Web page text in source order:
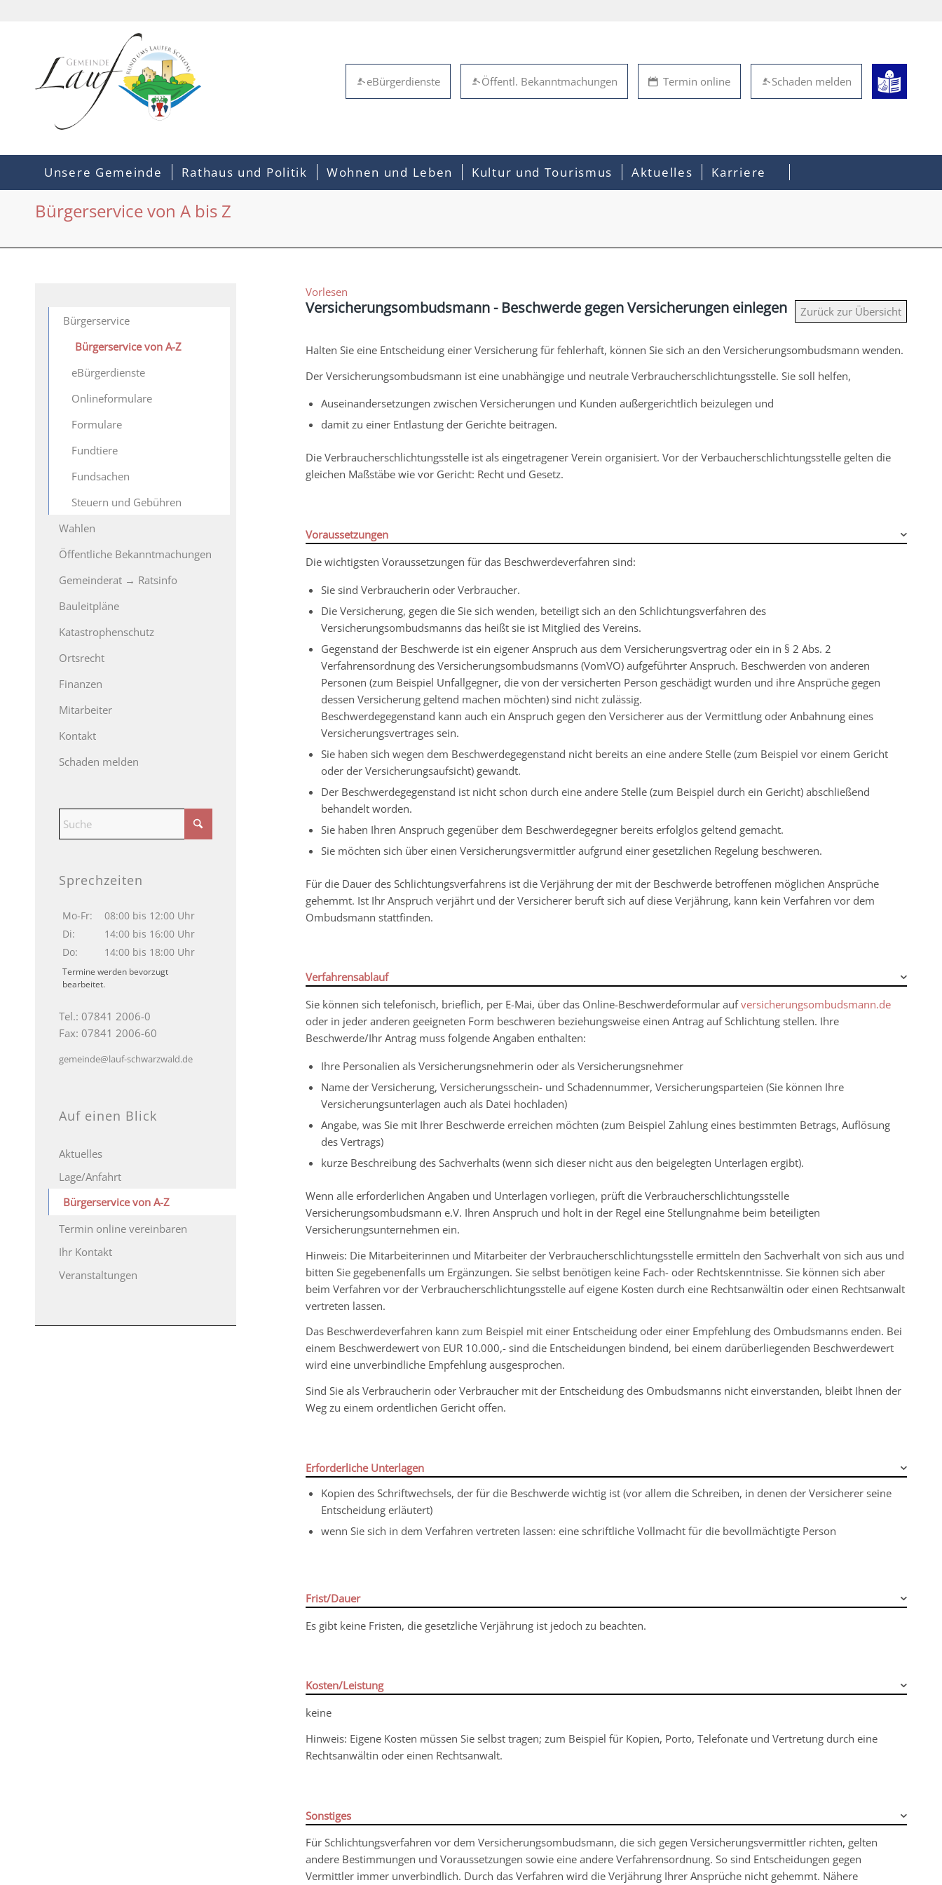
Schaden melden
Termin online
Öffentl. Bekanntmachungen
eBürgerdienste
Unsere Gemeinde Rathaus und Politik Wohnen und Leben Kultur und Tourismus Aktuelles Karriere
Bürgerservice von A bis Z
Vorlesen
Versicherungsombudsmann - Beschwerde gegen Versicherungen einlegen Zurück zur Übersicht
Halten Sie eine Entscheidung einer Versicherung für fehlerhaft, können Sie sich an den Versicherungsombudsmann wenden.
Der Versicherungsombudsmann ist eine unabhängige und neutrale Verbraucherschlichtungsstelle. Sie soll helfen,
Auseinandersetzungen zwischen Versicherungen und Kunden außergerichtlich beizulegen und
damit zu einer Entlastung der Gerichte beitragen.
Die Verbraucherschlichtungsstelle ist als eingetragener Verein organisiert. Vor der Verbaucherschlichtungsstelle gelten die
gleichen Maßstäbe wie vor Gericht: Recht und Gesetz.
Voraussetzungen
Die wichtigsten Voraussetzungen für das Beschwerdeverfahren sind:
Sie sind Verbraucherin oder Verbraucher.
Die Versicherung, gegen die Sie sich wenden, beteiligt sich an den Schlichtungsverfahren des
Versicherungsombudsmanns das heißt sie ist Mitglied des Vereins.
Gegenstand der Beschwerde ist ein eigener Anspruch aus dem Versicherungsvertrag oder ein in § 2 Abs. 2
Verfahrensordnung des Versicherungsombudsmanns (VomVO) aufgeführter Anspruch. Beschwerden von anderen
Personen (zum Beispiel Unfallgegner, die von der versicherten Person geschädigt wurden und ihre Ansprüche gegen
dessen Versicherung geltend machen möchten) sind nicht zulässig.
Beschwerdegegenstand kann auch ein Anspruch gegen den Versicherer aus der Vermittlung oder Anbahnung eines
Versicherungsvertrages sein.
Sie haben sich wegen dem Beschwerdegegenstand nicht bereits an eine andere Stelle (zum Beispiel vor einem Gericht
oder der Versicherungsaufsicht)gewandt.
Der Beschwerdegegenstand ist nicht schon durch eine andere Stelle(zum Beispiel durch ein Gericht)abschließend
behandelt worden.
Sie haben Ihren Anspruch gegenüber dem Beschwerdegegner bereits erfolglos geltend gemacht.
Sie möchten sich über einen Versicherungsvermittler aufgrund einer gesetzlichen Regelung beschweren.
Für die Dauer des Schlichtungsverfahrens ist die Verjährung der mit der Beschwerde betroffenen möglichen Ansprüche
gehemmt. Ist Ihr Anspruch verjährt und der Versicherer beruft sich auf diese Verjährung, kann kein Verfahren vor dem
Ombudsmann stattfinden.
Verfahrensablauf
Sie können sich telefonisch, brieflich, per E-Mai, über das Online-Beschwerdeformular aufversicherungsombudsmann.de
oder in jeder anderen geeigneten Form beschweren beziehungsweise einen Antrag auf Schlichtung stellen. Ihre
Beschwerde/Ihr Antrag muss folgende Angaben enthalten:
Ihre Personalien als Versicherungsnehmerin oder als Versicherungsnehmer
Name der Versicherung, Versicherungsschein- und Schadennummer, Versicherungsparteien (Sie können Ihre
Versicherungsunterlagen auch als Datei hochladen)
Angabe, was Sie mit Ihrer Beschwerde erreichen möchten (zum Beispiel Zahlung eines bestimmten Betrags, Auflösung
des Vertrags)
kurze Beschreibung des Sachverhalts (wenn sich dieser nicht aus den beigelegten Unterlagen ergibt).
Wenn alle erforderlichen Angaben und Unterlagen vorliegen, prüft die Verbraucherschlichtungsstelle
Versicherungsombudsmann e.V. Ihren Anspruch und holt in der Regel eine Stellungnahme beim beteiligten
Versicherungsunternehmen ein.
Hinweis: Die Mitarbeiterinnen und Mitarbeiter der Verbraucherschlichtungsstelle ermitteln den Sachverhalt von sich ausund
bitten Sie gegebenenfalls um Ergänzungen. Sie selbst benötigen keine Fach- oder Rechtskenntnisse. Sie können sich aber
beim Verfahren vor der Verbraucherschlichtungsstelleauf eigene Kosten durch eine Rechtsanwältin oder einen Rechtsanwalt
vertreten lassen.
Das Beschwerdeverfahren kann zum Beispiel mit einer Entscheidung oder einer Empfehlung des Ombudsmanns enden. Bei
einem Beschwerdewert von EUR 10.000,- sind die Entscheidungen bindend, bei einem darüberliegenden Beschwerdewert
wird eine unverbindliche Empfehlung ausgesprochen.
Sind Sie als Verbraucherin oder Verbraucher mit der Entscheidung des Ombudsmanns nicht einverstanden, bleibt Ihnen der
Weg zu einem ordentlichen Gericht offen.
Erforderliche Unterlagen
Kopien des Schriftwechsels, der für die Beschwerde wichtig ist (vor allem die Schreiben, in denen der Versicherer seine
Entscheidung erläutert)
wenn Sie sich in dem Verfahren vertreten lassen: eine schriftliche Vollmacht für die bevollmächtigte Person
Frist/Dauer
Es gibt keine Fristen, die gesetzliche Verjährung ist jedoch zu beachten.
Kosten/Leistung
keine
Hinweis: Eigene Kosten müssen Sie selbst tragen; zum Beispiel für Kopien, Porto, Telefonate und Vertretung durch eine
Rechtsanwältin oder einen Rechtsanwalt.
Sonstiges
Für Schlichtungsverfahren vor dem Versicherungsombudsmann, die sich gegen Versicherungsvermittler richten, gelten
andere Bestimmungen und Voraussetzungen sowie eine andere Verfahrensordnung. So sind Entscheidungen gegen
Vermittler immer unverbindlich. Durch das Verfahren wird die Verjährung Ihrer Ansprüche nicht gehemmt. Nähere
Bürgerservice
Bürgerservice von A-Z
eBürgerdienste
Onlineformulare
Formulare
Fundtiere
Fundsachen
Steuern und Gebühren
Wahlen
Öffentliche Bekanntmachungen
Gemeinderat → Ratsinfo
Bauleitpläne
Katastrophenschutz
Ortsrecht
Finanzen
Mitarbeiter
Kontakt
Schaden melden
Sprechzeiten
Mo-Fr:
08:00 bis 12:00 Uhr
Di:
14:00 bis 16:00 Uhr
Do:
14:00 bis 18:00 Uhr
Termine werden bevorzugt
bearbeitet.
Tel.: 07841 2006-0
Fax: 07841 2006-60
gemeinde@lauf-schwarzwald.de
Auf einen Blick
Aktuelles
Lage/Anfahrt
Bürgerservice von A-Z
Termin online vereinbaren
Ihr Kontakt
Veranstaltungen